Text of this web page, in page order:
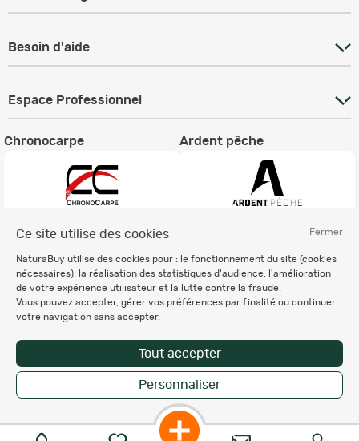
Fermer
Ce site utilise des cookies
NaturaBuy utilise des cookies pour : le fonctionnement du site (cookies
nécessaires), la réalisation des statistiques d'audience, l'amélioration
de votre expérience utilisateur et la lutte contre la fraude.
Vous pouvez accepter, gérer vos préférences par finalité ou continuer
votre navigation sans accepter.
Tout accepter
Personnaliser
Besoin d'aide
Espace Professionnel
Chronocarpe Ardent pêche
Charte éthique
Mentions légales
Règlement & Conditions d'utilisation
Politique de protection
des données personnelles
Personnalisation des cookies
Copyright © 2007-2026 NaturaBuy. Tous droits réservés. N°CNIL: 1239459.
Les marques commerciales mentionnées appartiennent à leurs propriétaires
respectifs in 0.065 s
Suggestions de recherche